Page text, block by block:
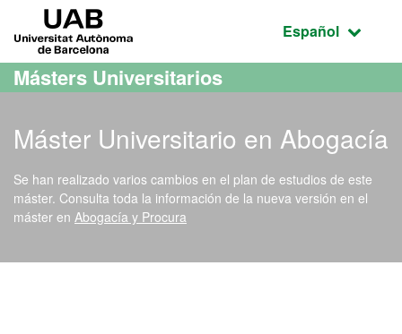
Acceso al contenido principal
Acceso a la navegación de la página
Idioma
Español
Másters Universitarios
Máster Universitario en Abogacía
Se han realizado varios cambios en el plan de estudios de este
máster. Consulta toda la información de la nueva versión en el
máster en Abogacía y Procura